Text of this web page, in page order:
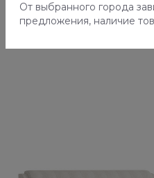
От выбранного города
предложения, наличие